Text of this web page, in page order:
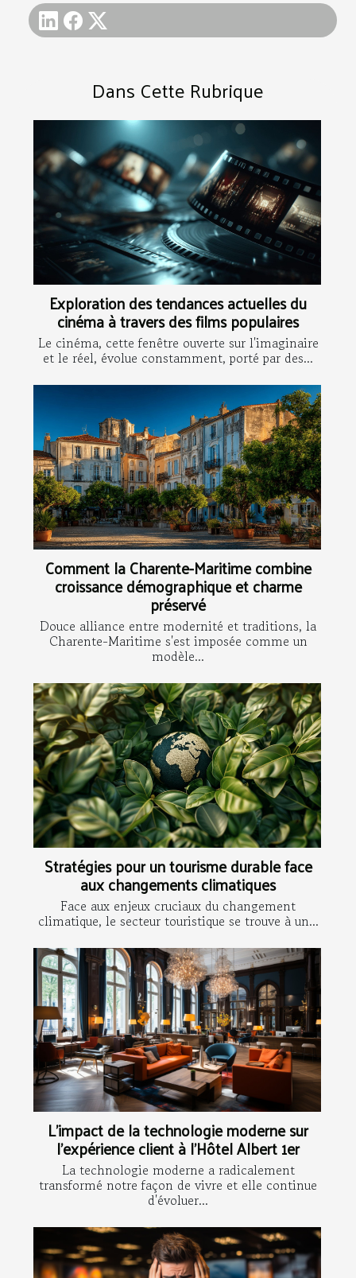
Dans Cette Rubrique
Exploration des tendances actuelles du
cinéma à travers des films populaires
Le cinéma, cette fenêtre ouverte sur l'imaginaire
et le réel, évolue constamment, porté par des...
Comment la Charente-Maritime combine
croissance démographique et charme
préservé
Douce alliance entre modernité et traditions, la
Charente-Maritime s'est imposée comme un
modèle...
Stratégies pour un tourisme durable face
aux changements climatiques
Face aux enjeux cruciaux du changement
climatique, le secteur touristique se trouve à un...
L'impact de la technologie moderne sur
l'expérience client à l'Hôtel Albert 1er
La technologie moderne a radicalement
transformé notre façon de vivre et elle continue
d'évoluer...